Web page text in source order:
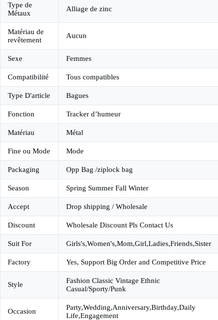
Type de
Métaux
Alliage de zinc
Matériau de
revêtement
Aucun
Sexe Femmes
Compatibilité Tous compatibles
Type D'article Bagues
Fonction Tracker d’humeur
Matériau Métal
Fine ou Mode Mode
Packaging Opp Bag /ziplock bag
Season Spring Summer Fall Winter
Accept Drop shipping / Wholesale
Discount Wholesale Discount Pls Contact Us
Suit For Girls's,Women's,Mom,Girl,Ladies,Friends,Sister
Factory Yes, Support Big Order and Competitive Price
Style
Fashion Classic Vintage Ethnic
Casual/Sporty/Punk
Occasion
Party,Wedding,Anniversary,Birthday,Daily
Life,Engagement